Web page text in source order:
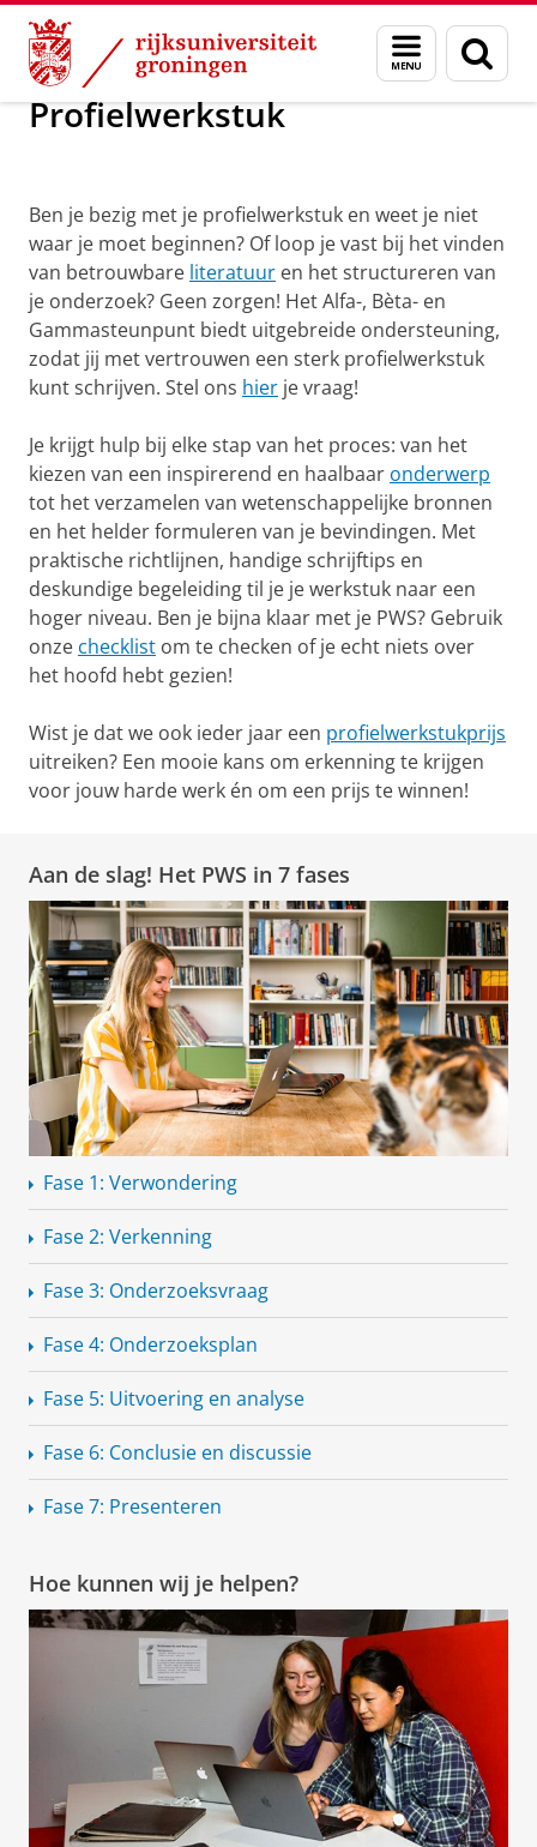
Skip
Content
Skip
Navigation
Menu
en
zoeken
Maatschappij/bedrijven Profielwerkstuk
Profielwerkstuk
Ben je bezig met je profielwerkstuk en weet je niet
waar je moet beginnen? Of loop je vast bij het vinden
van betrouwbare literatuur en het structureren van
je onderzoek? Geen zorgen! Het Alfa-, Bèta- en
Gammasteunpunt biedt uitgebreide ondersteuning,
zodat jij met vertrouwen een sterk profielwerkstuk
kunt schrijven. Stel ons hier je vraag!
Je krijgt hulp bij elke stap van het proces: van het
kiezen van een inspirerend en haalbaar onderwerp
tot het verzamelen van wetenschappelijke bronnen
en het helder formuleren van je bevindingen. Met
praktische richtlijnen, handige schrijftips en
deskundige begeleiding til je je werkstuk naar een
hoger niveau. Ben je bijna klaar met je PWS? Gebruik
onze checklist om te checken of je echt niets over
het hoofd hebt gezien!
Wist je dat we ook ieder jaar een profielwerkstukprijs
uitreiken? Een mooie kans om erkenning te krijgen
voor jouw harde werk én om een prijs te winnen!
Aan de slag! Het PWS in 7 fases
Fase 1: Verwondering
Fase 2: Verkenning
Fase 3: Onderzoeksvraag
Fase 4: Onderzoeksplan
Fase 5: Uitvoering en analyse
Fase 6: Conclusie en discussie
Fase 7: Presenteren
Hoe kunnen wij je helpen?